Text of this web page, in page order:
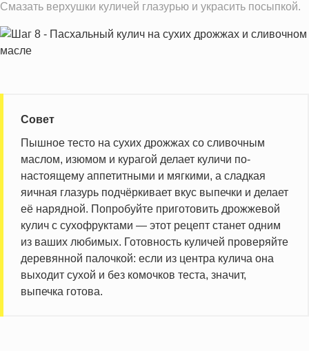
Смазать верхушки куличей глазурью и украсить посыпкой.
Совет
Пышное тесто на сухих дрожжах со сливочным
маслом, изюмом и курагой делает куличи по-
настоящему аппетитными и мягкими, а сладкая
яичная глазурь подчёркивает вкус выпечки и делает
её нарядной. Попробуйте приготовить дрожжевой
кулич с сухофруктами — этот рецепт станет одним
из ваших любимых. Готовность куличей проверяйте
деревянной палочкой: если из центра кулича она
выходит сухой и без комочков теста, значит,
выпечка готова.